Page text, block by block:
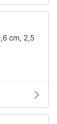
cm, 2,5